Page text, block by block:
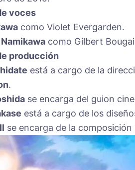
voces
como Violet Evergarden.
como Gilbert
producción
está a cargo de la
.
se encarga del guion
está a cargo de los
se encarga de la